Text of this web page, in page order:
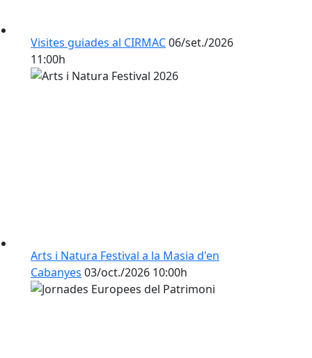
Visites guiades al CIRMAC06/set./2026
11:00h
Arts i Natura Festival a la Masia d'en
Cabanyes 03/oct./2026 10:00h